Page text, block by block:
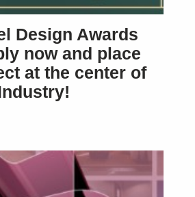
Design Awards
now and place
at the center of